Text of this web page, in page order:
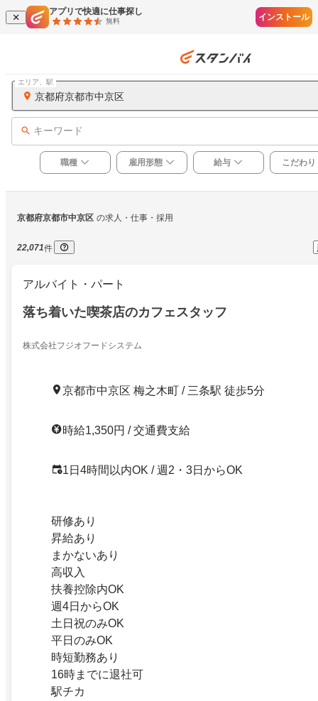
アプリで快適に仕事探し
無料 インストール
京都府京都市中京区
エリア、駅
キーワード
職種 雇用形態 給与 こだわり
京都府京都市中京区 の求人・仕事・採用
22,071件
アルバイト・パート
落ち着いた喫茶店のカフェスタッフ
株式会社フジオフードシステム
京都市中京区 梅之木町 / 三条駅 徒歩5分
時給1,350円 / 交通費支給
1日4時間以内OK / 週2・3日からOK
研修あり
昇給あり
まかないあり
高収入
扶養控除内OK
週4日からOK
土日祝のみOK
平日のみOK
時短勤務あり
16時までに退社可
駅チカ